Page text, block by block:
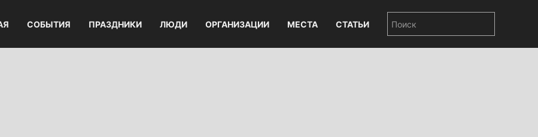
СОБЫТИЯ ПРАЗДНИКИ ЛЮДИ ОРГАНИЗАЦИИ МЕСТА СТАТЬИ